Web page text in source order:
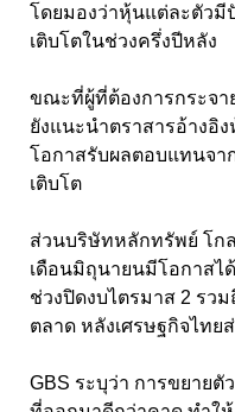
โดยมองว่าหุ้นแต่ละตัวมี
เติบโตในช่วงครึ่งปีหลัง
ขณะที่ผู้ที่ต้องการกระจา
ยังแนะนำตราสารอ้างอิง
โอกาสรับผลตอบแทนจา
เติบโต
ส่วนบริษัทหลักทรัพย์ โก
เดือนมิถุนายนมีโอกาสไ
ช่วงปิดงบไตรมาส 2 รว
ตลาด หลังเศรษฐกิจไท
GBS ระบุว่า การขยายตั